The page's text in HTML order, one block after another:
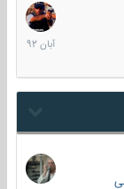
22
آبان
1392
8
ساعات